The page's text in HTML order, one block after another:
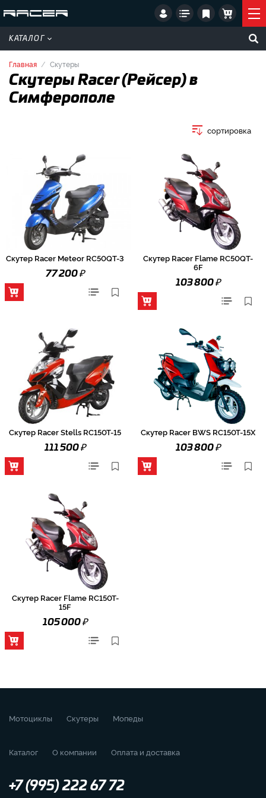
КАТАЛОГ
Главная Скутеры
Скутеры Racer (Рейсер) в
Симферополе
сортировка
Скутер Racer Meteor RC50QT-3
77 200₽
Скутер Racer Flame RC50QT-
6F
103 800₽
Скутер Racer Stells RC150T-15
111 500₽
Скутер Racer BWS RC150T-15X
103 800₽
Скутер Racer Flame RC150T-
15F
105 000₽
Мотоциклы Скутеры Мопеды
Каталог О компании Оплата и доставка
+7 (995) 222 67 72